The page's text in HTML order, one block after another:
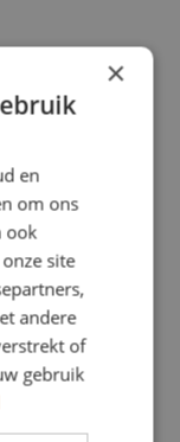
je
staat
×
en
om ons
ook
site
andere
of
gebruik